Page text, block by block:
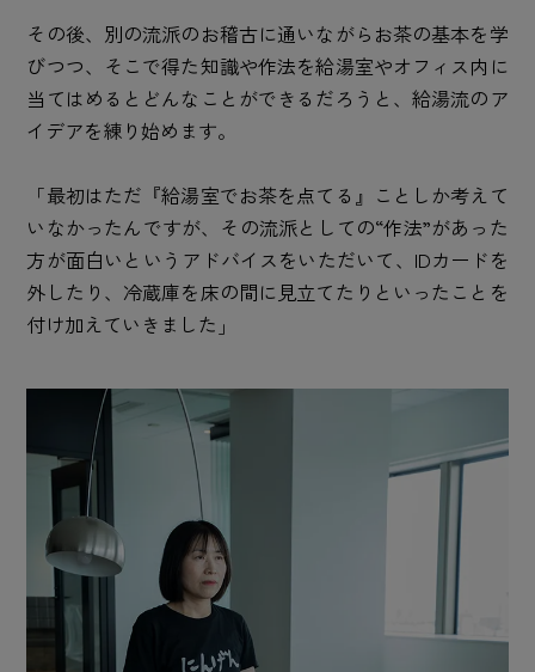
その後、別の流派のお稽古に通いながらお茶の基本を学
びつつ、そこで得た知識や作法を給湯室やオフィス内に
当てはめるとどんなことができるだろうと、給湯流のア
イデアを練り始めます。
「最初はただ『給湯室でお茶を点てる』ことしか考えて
いなかったんですが、その流派としての“作法”があった
方が面白いというアドバイスをいただいて、IDカードを
外したり、冷蔵庫を床の間に見立てたりといったことを
付け加えていきました」